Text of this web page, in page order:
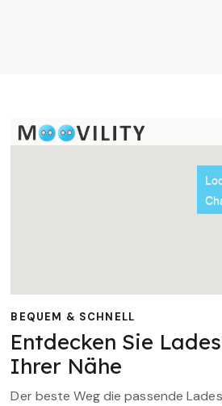
BEQUEM & SCHNELL
Entdecken Sie
Ihrer Nähe
Der beste Weg die passende